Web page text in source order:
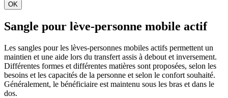
OK
Sangle pour lève-personne mobile actif
Les sangles pour les lèves-personnes mobiles actifs permettent un
maintien et une aide lors du transfert assis à debout et inversement.
Différentes formes et différentes matières sont proposées, selon les
besoins et les capacités de la personne et selon le confort souhaité.
Généralement, le bénéficiaire est maintenu sous les bras et dans le
dos.